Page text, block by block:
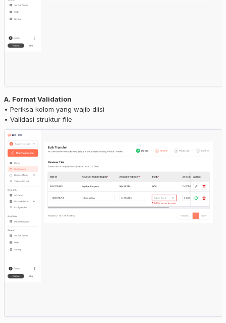
A. Format Validation
• Periksa kolom yang wajib diisi
• Validasi struktur file